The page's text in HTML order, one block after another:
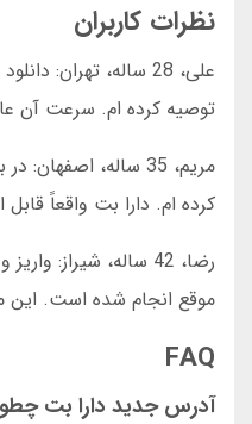
نظرات کاربران
علی، 28 ساله، تهران:
توصیه کرده ام. سرعت آن
مریم، 35 ساله،
کرده ام. دارا بت واقعاً
رضا، 42 ساله،
موقع انجام شده است.
FAQ
آدرس جدید دارا بت